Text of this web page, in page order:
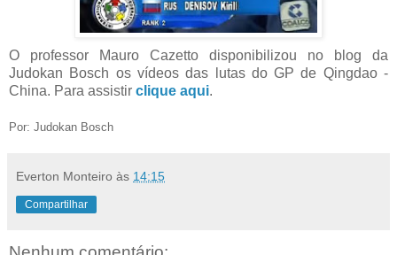
O professor Mauro Cazetto disponibilizou no blog da
Judokan Bosch os vídeos das lutas do GP de Qingdao -
China. Para assistir clique aqui.
Por: Judokan Bosch
Everton Monteiro às 14:15
Compartilhar